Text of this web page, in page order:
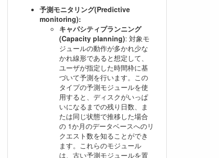
予測モニタリング(Predictive
monitoring):
キャパシティプランニング
(Capacity planning): 対象モ
ジュールの動作が多かれ少な
かれ線形であると想定して、
ユーザが指定した時間枠に基
づいて予測を行います。この
タイプの予測モジュールを使
用すると、ディスクがいっぱ
いになるまでの残り日数、ま
たは同じ状態で推移した場合
の 1か月のデータベースへのリ
クエスト数を知ることができ
ます。これらのモジュール
は、古い予測モジュールを置